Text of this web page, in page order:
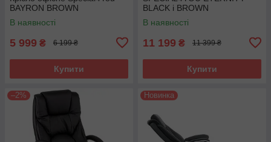
BAYRON BROWN
В наявності
5 999 ₴ 6 199 ₴
Купити
BLACK і BROWN
В наявності
11 199 ₴ 11 399 ₴
Купити
–2% Новинка